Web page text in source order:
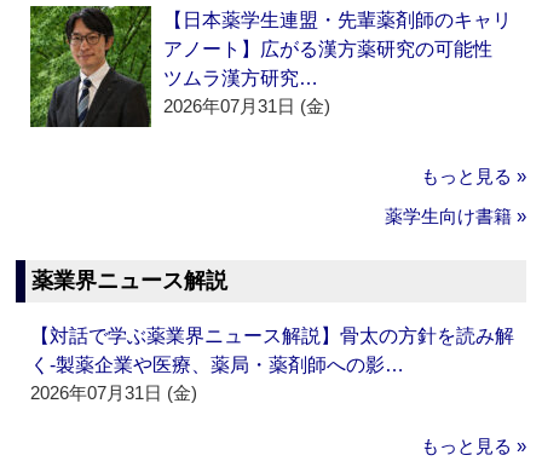
【日本薬学生連盟・先輩薬剤師のキャリ
アノート】広がる漢方薬研究の可能性
ツムラ漢方研究…
2026年07月31日 (金)
もっと見る »
薬学生向け書籍 »
薬業界ニュース解説
【対話で学ぶ薬業界ニュース解説】骨太の方針を読み解
く‐製薬企業や医療、薬局・薬剤師への影…
2026年07月31日 (金)
もっと見る »